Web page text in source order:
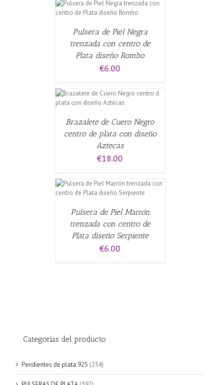
Pulsera de Piel Negra
trenzada con centro de
Plata diseño Rombo
€6.00
Brazalete de Cuero Negro
centro de plata con diseño
Aztecas
€18.00
Pulsera de Piel Marrón
trenzada con centro de
Plata diseño Serpiente
€6.00
Categorías del producto
Pendientes de plata 925 (234)